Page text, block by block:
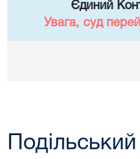
Єдиний
Увага, суд